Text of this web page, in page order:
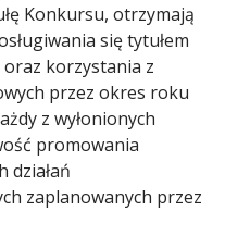
Konkursu, otrzymają
się tytułem
oraz korzystania z
przez okres roku
z wyłonionych
promowania
działań
zaplanowanych przez